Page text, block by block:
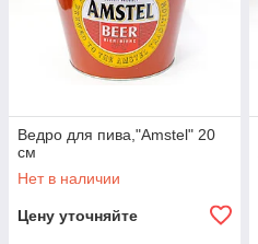
Ведро для пива,"Amstel" 20
см
Нет в наличии
Цену уточняйте